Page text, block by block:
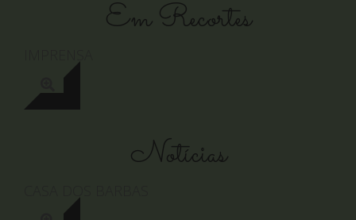
Em Recortes
Notícias